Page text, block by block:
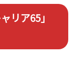
リア65」